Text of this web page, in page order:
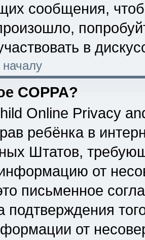
сообщения,
в
началу
COPPA?
Online Privacy
ребёнка в
Штатов,
от
письменное
подтверждения
от